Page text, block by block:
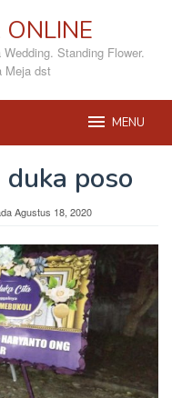
Standing Flower.
Meja dst
MENU
poso
Agustus 18, 2020